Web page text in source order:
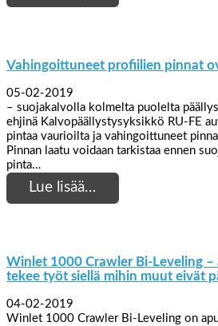
Vahingoittuneet profiilien pinnat
05-02-2019
– suojakalvolla kolmelta puolelta
ehjinä Kalvopäällystysyksikkö RU-FE
pintaa vaurioilta ja vahingoittuneet
Pinnan laatu voidaan tarkistaa ennen
pinta…
Lue lisää…
Winlet 1000 Crawler Bi-Leveling
tekee työt siellä mihin muut eivät
04-02-2019
Winlet 1000 Crawler Bi-Leveling on